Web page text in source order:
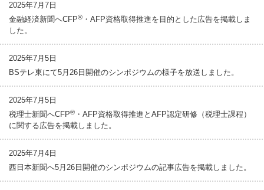
2025年7月7日
金融経済新聞へCFP® ・AFP資格取得推進を目的とした広告を掲載しま
した。
2025年7月5日
BSテレ東にて5月26日開催のシンポジウムの様子を放送しました。
2025年7月5日
税理士新聞へCFP® ・AFP資格取得推進とAFP認定研修（税理士課程）
に関する広告を掲載しました。
2025年7月4日
西日本新聞へ5月26日開催のシンポジウムの記事広告を掲載しました。